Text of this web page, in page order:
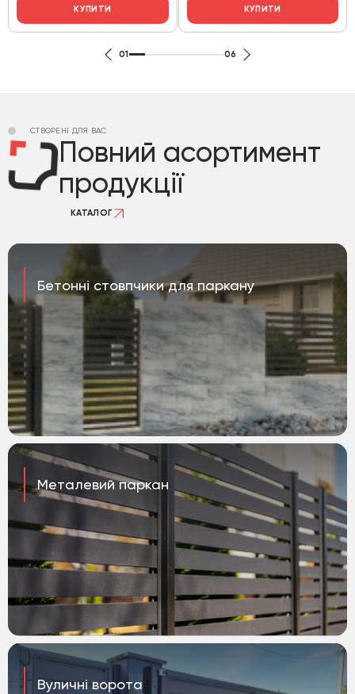
КУПИТИ КУПИТИ
01 06
СТВОРЕНІ ДЛЯ ВАС
Повний асортимент
продукції
КАТАЛОГ
Бетонні стовпчики для паркану
Металевий паркан
Вуличні ворота